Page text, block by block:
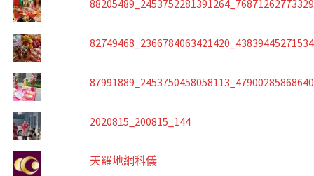
2020815_200815_144
天羅地網科儀